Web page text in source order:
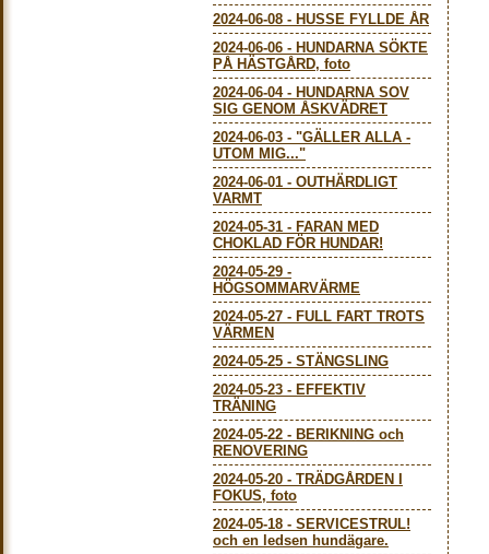
2024-06-08 - HUSSE FYLLDE ÅR
2024-06-06 - HUNDARNA SÖKTE
PÅ HÄSTGÅRD, foto
2024-06-04- HUNDARNA SOV
SIG GENOM ÅSKVÄDRET
2024-06-03 - "GÄLLER ALLA -
UTOM MIG..."
2024-06-01 - OUTHÄRDLIGT
VARMT
2024-05-31 - FARAN MED
CHOKLAD FÖR HUNDAR!
2024-05-29 -
HÖGSOMMARVÄRME
2024-05-27 - FULL FART TROTS
VÄRMEN
2024-05-25 - STÄNGSLING
2024-05-23 - EFFEKTIV
TRÄNING
2024-05-22 - BERIKNING och
RENOVERING
2024-05-20 - TRÄDGÅRDEN I
FOKUS, foto
2024-05-18 - SERVICESTRUL!
och en ledsen hundägare.